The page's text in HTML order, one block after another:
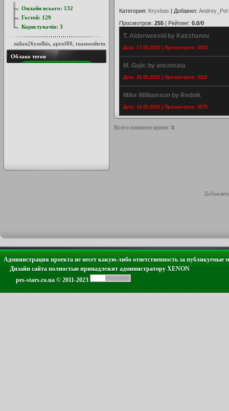
Категория: Kryvbas | Добавил: Andrey_Pol
Просмотров: 255 | Рейтинг: 0.0/0
T. Alderweireld by Kairzhanov
Дата: 17.05.2015 | Просмотров: 3453
M. Gajic by ancomata
Дата: 28.05.2015 | Просмотров: 3118
Mike Williamson by Rednik
Дата: 10.05.2015 | Просмотров: 3575
Всего комментариев: 0
Онлайн всього: 132
Гостей: 129
Користувачів: 3
milan26yudhis, aprof80, tuansonhrm
Облако тегов
Администрация проекта не несет какую-либо ответственность за публикуемые
Дизайн сайта полностью принадлежит администратору XENON
pes-stars.co.ua © 2011-2023